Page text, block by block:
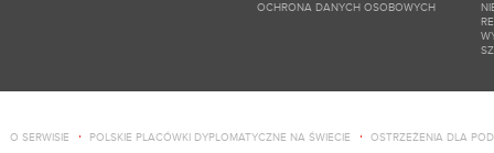
OCHRONA DANYCH OSOBOWYCH
O SERWISIE POLSKIE PLACÓWKI DYPLOMATYCZNE NA ŚWIECIE OSTRZEŻENIA DLA